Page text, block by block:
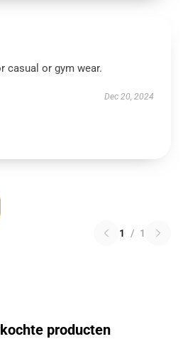
casual or gym wear.
Dec 20, 2024
1 / 1
producten